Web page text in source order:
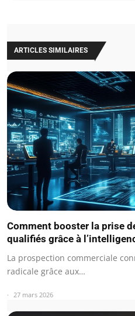
ARTICLES SIMILAIRES
Comment booster la prise
qualifiés grâce à
La prospection commerciale
radicale grâce aux…
27 mars 2026